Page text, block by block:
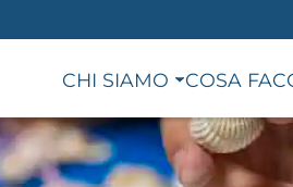
CHI SIAMO COSA